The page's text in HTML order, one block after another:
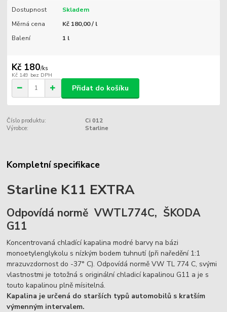
Dostupnost
Skladem
Měrná cena
Kč 180,00 / l
Balení
1 l
Kč 180/ks
Kč 149 bez DPH
Přidat do košíku
Číslo produktu:
Ci 012
Výrobce:
Starline
Kompletní specifikace
Starline K11 EXTRA
Odpovídá normě VWTL774C, ŠKODA
G11
Koncentrovaná chladící kapalina modré barvy na bázi
monoetylenglykolu s nízkým bodem tuhnutí (při naředění 1:1
mrazuvzdornost do -37° C). Odpovídá normě VW TL 774 C, svými
vlastnostmi je totožná s originální chladicí kapalinou G11 a je s
touto kapalinou plně mísitelná.
Kapalina je určená do starších typů automobilů s kratším
výmenným intervalem.